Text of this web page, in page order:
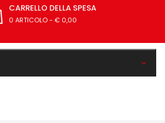
CARRELLO DELLA SPESA
0 ARTICOLO- € 0,00